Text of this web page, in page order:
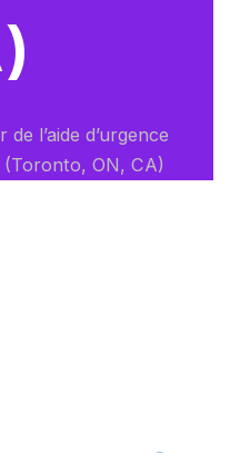
l’aide d’urgence
ON, CA)